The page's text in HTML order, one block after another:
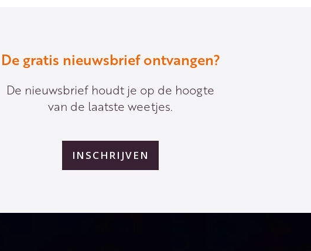
De gratis nieuwsbrief ontvangen?
De nieuwsbrief houdt je op de hoogte
van de laatste weetjes.
INSCHRIJVEN